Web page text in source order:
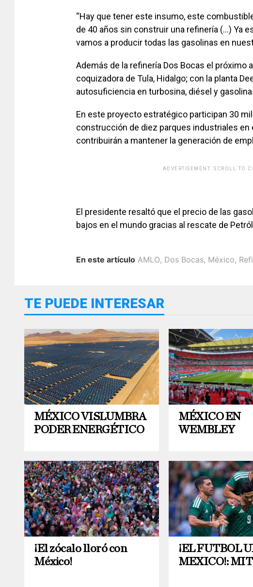
“Hay que tener este insumo, este
de 40 años sin construir una refinería (…) Ya
vamos a producir todas las gasolinas en
Además de la refinería Dos Bocas el próximo
coquizadora de Tula, Hidalgo; con la planta
autosuficiencia en turbosina, diésel y
En este proyecto estratégico participan 30
construcción de diez parques industriales
contribuirán a mantener la generación de
ADVERTISEMENT. SCROLL TO
El presidente resaltó que el precio de las
bajos en el mundo gracias al rescate de
En este artículo AMLO, Dos Bocas, México,
TE PUEDE INTERESAR
MÉXICO VISLUMBRA
PODER ENERGÉTICO
MÉXICO EN
WEMBLEY
¡El zócalo lloró con
México!
¡EL FUTBOL
MEXICO!: